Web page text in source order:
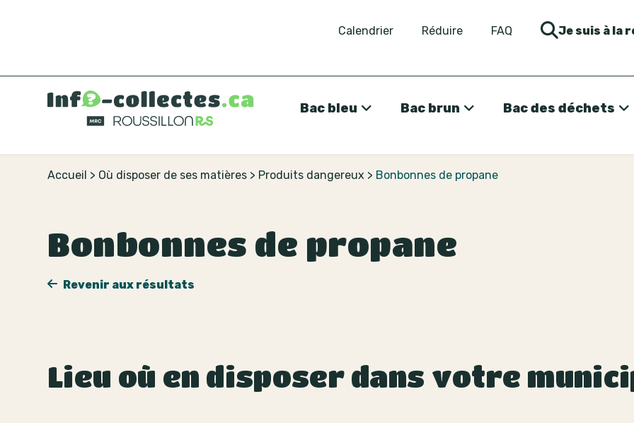
Calendrier Réduire FAQ Je suis à la
Bac bleu Bac brun Bac des déchets
Accueil > Où disposer de ses matières > Produits dangereux > Bonbonnes de propane
Bonbonnes de propane
Revenir aux résultats
Lieu où en disposer dans votre